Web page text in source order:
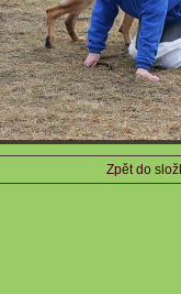
Zpět do